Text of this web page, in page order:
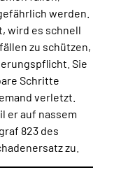
werden.
wird es schnell
zu schützen,
Sie
Schritte
verletzt.
er auf nassem
823 des
zu.